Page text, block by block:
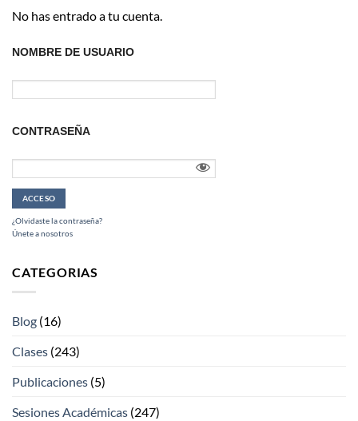
No has entrado a tu cuenta.
NOMBRE DE USUARIO
CONTRASEÑA
¿Olvidaste la contraseña?
Únete a nosotros
CATEGORIAS
Blog (16)
Clases (243)
Publicaciones (5)
Sesiones Académicas (247)